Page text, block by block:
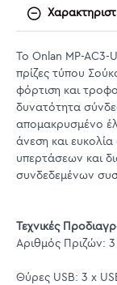
Το Onlan MP-AC3-
πρίζες τύπου
φόρτιση και
δυνατότητα
απομακρυσμένο
άνεση και
υπερτάσεων και
συνδεδεμένων
Τεχνικές
Αριθμός Πριζών:
Θύρες USB: 3 x